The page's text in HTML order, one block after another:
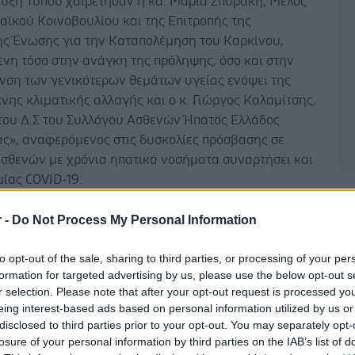
- Do Not Process My Personal Information
opt-out of the sale, sharing to third parties, or processing of your
for targeted advertising by us, please use the below opt-out
selection. Please note that after your opt-out request is processed
interest-based ads based on personal information utilized by us
to third parties prior to your opt-out. You may separately
of your personal information by third parties on the IAB’s list of
Κοινοβουλίου και της Επιτροπής της
Ένωσης για την Καταπολέμηση του Καρκίνου,
τόσο στην ανάγκη της πρόληψης, όσο και στην
των γενικότερων θεμάτων υγείας ενόψει της
κλιματικής αλλαγής και ο κ. Γιώργος Καλαμίτσης,
Δ.Σ του Συλλόγου Ασθενών Ήπατος Ελλάδος
αναφερόμενος στις δυσκολίες πρόσβασης σε
με χρόνια ηπατικά νοσήματα συναρτήσει και
COVID-19.
τους βασικούς παράγοντες κινδύνου που
Ήπατος (ΕΕΜΗ), Καθηγητής κ. Ιωάννης
ανέφερε χαρακτηριστικά: «Η πρόληψη μέσα από
έγκαιρη ενημέρωση, ορθό τρόπο ζωής και τακτική
με τον θεράποντα ιατρό, αποτελούν διαχρονικά την
ασπίδα προστασίας απέναντι στον Καρκίνο του
ασθένεια με σοβαρές συνέπειες για τον άνθρωπο